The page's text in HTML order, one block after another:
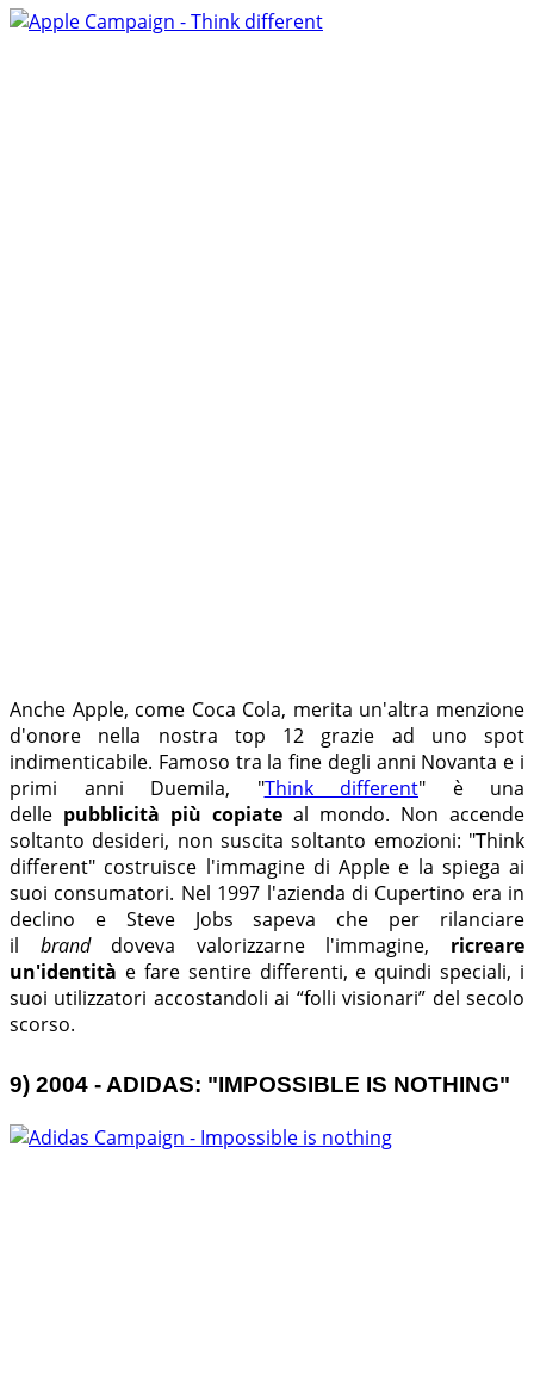
Anche Apple, come Coca Cola, merita un'altra menzione
d'onore nella nostra top 12 grazie ad uno spot
indimenticabile. Famoso tra la fine degli anni Novanta e i
primi anni Duemila, "Think different" è una
delle pubblicità più copiate al mondo. Non accende
soltanto desideri, non suscita soltanto emozioni: "Think
different" costruisce l'immagine di Apple e la spiega ai
suoi consumatori. Nel 1997 l'azienda di Cupertino era in
declino e Steve Jobs sapeva che per rilanciare
il branddoveva valorizzarne l'immagine, ricreare
un'identità e fare sentire differenti, e quindi speciali, i
suoi utilizzatori accostandoli ai “folli visionari” del secolo
scorso.
9) 2004 - ADIDAS: "IMPOSSIBLE IS NOTHING"